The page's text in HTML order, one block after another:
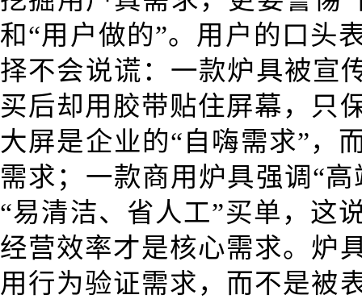
和“用户做的”。用户的口头
择不会说谎：一款炉具被宣
买后却用胶带贴住屏幕，只
大屏是企业的“自嗨需求”，
需求；一款商用炉具强调“
“易清洁、省人工”买单，这
经营效率才是核心需求。炉
用行为验证需求，而不是被